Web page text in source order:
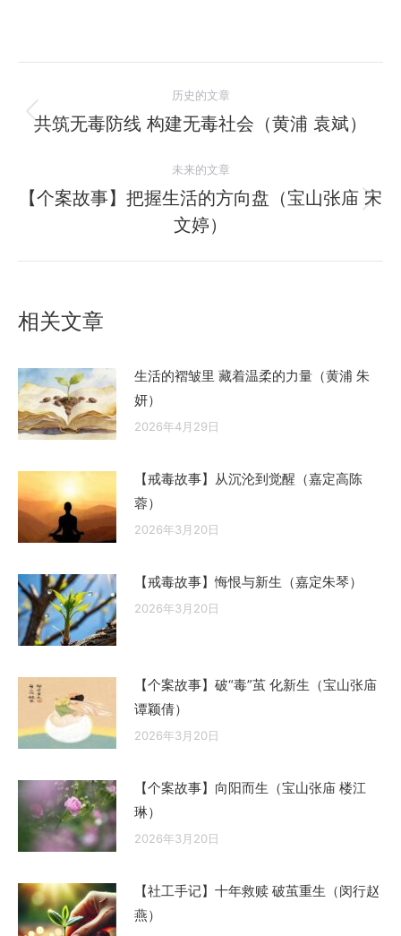
章
航
历史的文章
历
的
文
章：
共筑无毒防线 构建无毒社会（黄浦 袁斌）
未来的文章
未
来
的
【个案故事】把握生活的方向盘（宝山张庙 宋
文婷）
相关文章
生活的褶皱里 藏着温柔的力量（黄浦 朱
妍）
2026年4月29日
【戒毒故事】从沉沦到觉醒（嘉定高陈
蓉）
2026年3月20日
【戒毒故事】悔恨与新生（嘉定朱琴）
2026年3月20日
【个案故事】破“毒”茧 化新生（宝山张庙
谭颖倩）
2026年3月20日
【个案故事】向阳而生（宝山张庙 楼江
琳）
2026年3月20日
【社工手记】十年救赎 破茧重生（闵行赵
燕）